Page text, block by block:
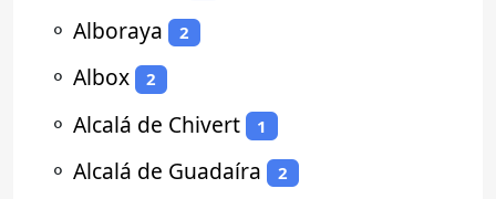
⚬ Alboraya 2
⚬ Albox 2
⚬ Alcalá de Chivert 1
⚬ Alcalá de Guadaíra 2